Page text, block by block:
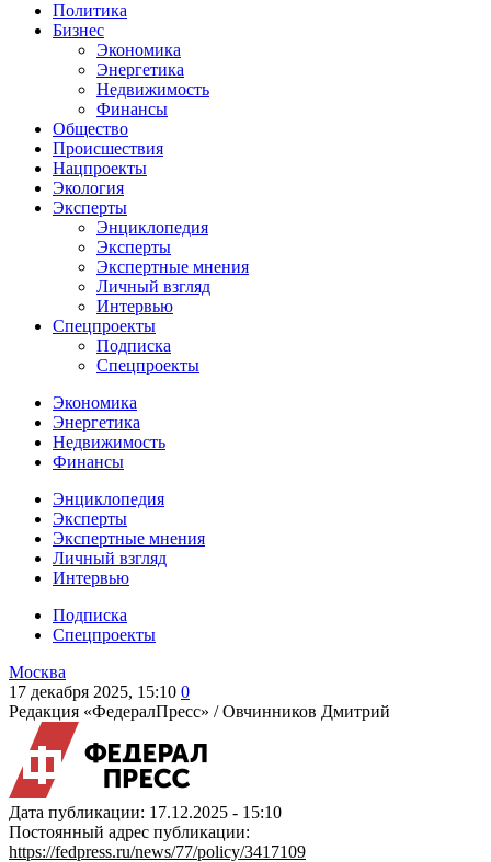
Политика
Бизнес
Экономика
Энергетика
Недвижимость
Финансы
Общество
Происшествия
Нацпроекты
Экология
Эксперты
Энциклопедия
Эксперты
Экспертные мнения
Личный взгляд
Интервью
Спецпроекты
Подписка
Спецпроекты
Экономика
Энергетика
Недвижимость
Финансы
Энциклопедия
Эксперты
Экспертные мнения
Личный взгляд
Интервью
Подписка
Спецпроекты
Москва
17 декабря 2025, 15:10 0
Редакция «ФедералПресс» /Овчинников Дмитрий
Дата публикации: 17.12.2025 - 15:10
Постоянный адрес публикации:
https://fedpress.ru/news/77/policy/3417109